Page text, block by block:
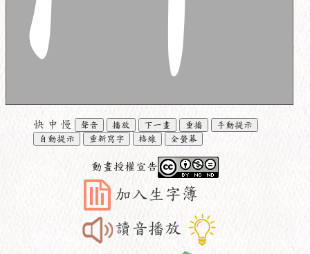
快 中 慢 聲音 播放 下一畫 重播
手動提示
自動提示
重新寫字 格線 全螢幕
動畫授權宣告
加入生字簿
讀音播放